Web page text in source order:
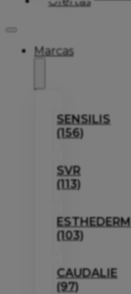
Marcas
SENSILIS
(156)
SVR
(113)
ESTHEDERM
(103)
CAUDALIE
(97)